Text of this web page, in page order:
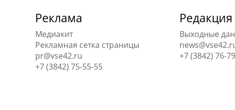
Реклама
Медиакит
Рекламная сетка страницы
pr@vse42.ru
+7 (3842) 75-55-55
Редакция
Выходные
+7 (3842) 76-